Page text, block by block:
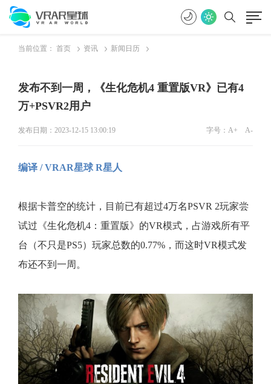
当前位置： 首页 资讯 新闻日历
发布不到一周，《生化危机4 重置版VR》已有4
万+PSVR2用户
发布日期：2023-12-15 13:00:19 字号： A+ A-
编译 / VRAR星球 R星人
根据卡普空的统计，目前已有超过4万名PSVR 2玩家尝
试过《生化危机4：重置版》的VR模式，占游戏所有平
台（不只是PS5）玩家总数的0.77%，而这时VR模式发
布还不到一周。